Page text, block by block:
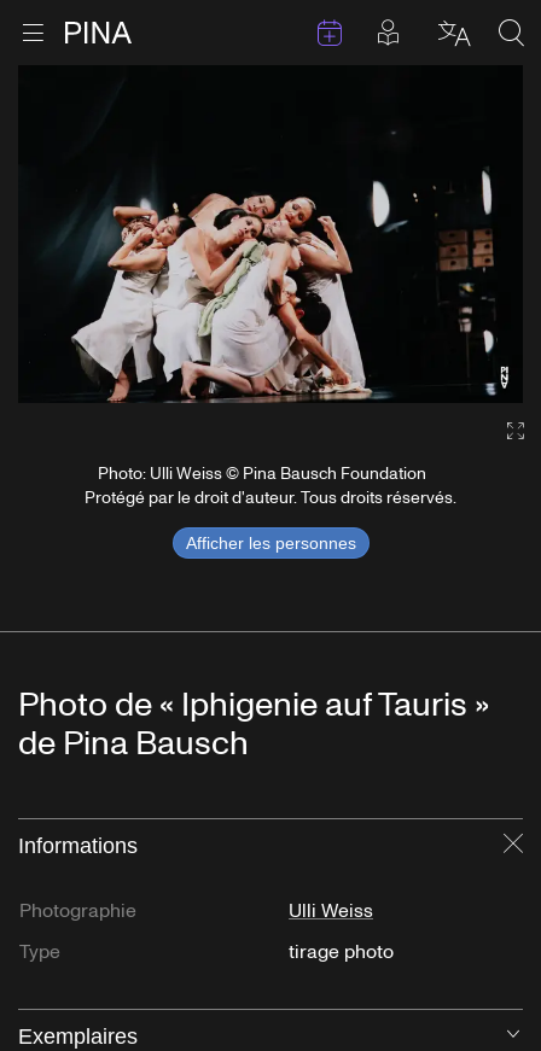
Ouvrir le menu Retour à la page d'accueil Évenements
Articles en
Photo: Ulli Weiss © Pina Bausch Foundation
Protégé par le droit d'auteur. Tous droits réservés.
Afficher les personnes
Photo de « Iphigenie auf Tauris »
de Pina Bausch
Informations
Photographie
Ulli Weiss
Type
tirage photo
Exemplaires